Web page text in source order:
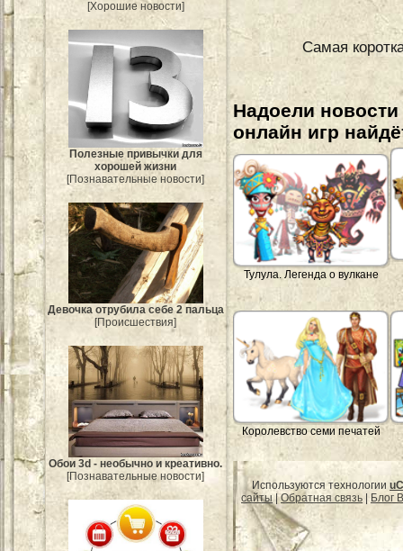
[Хорошие новости]
Полезные привычки для
хорошей жизни
[Познавательные новости]
Девочка отрубила себе 2 пальца
[Происшествия]
Обои 3d - необычно и креативно.
[Познавательные новости]
Самая
Надоели
онлайн игр
Тулула. Легенда о вулкане
Королевство семи печатей
Используются технологии
сайты|Обратная связь Блог